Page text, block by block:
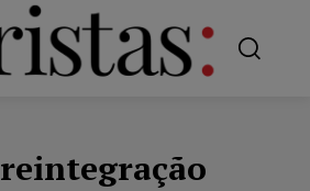
reintegração